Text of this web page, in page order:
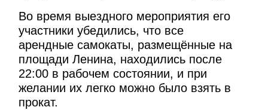
Во время выездного мероприятия его
участники убедились, что все
арендные самокаты, размещённые на
площади Ленина, находились после
22:00 в рабочем состоянии, и при
желании их легко можно было взять в
прокат.